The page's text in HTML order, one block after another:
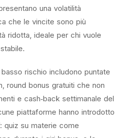
una volatilità
che le vincite sono più
ridotta, ideale per chi vuole
rischio includono puntate
round bonus gratuiti che non
e cash‑back settimanale del
piattaforme hanno introdotto
quiz su materie come